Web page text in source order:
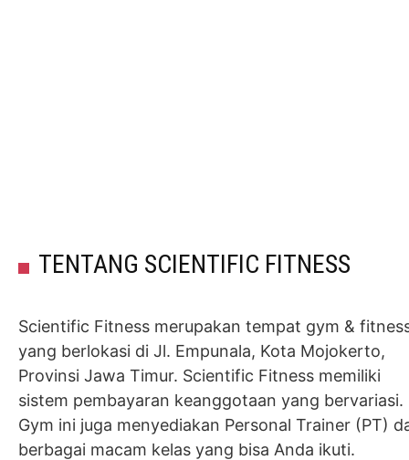
TENTANG SCIENTIFIC FITNESS
Scientific Fitness merupakan tempat gym &
yang berlokasi di Jl. Empunala, Kota Mojokerto,
Provinsi Jawa Timur. Scientific Fitness memiliki
sistem pembayaran keanggotaan yang bervariasi.
Gym ini juga menyediakan Personal Trainer (PT)
berbagai macam kelas yang bisa Anda ikuti.